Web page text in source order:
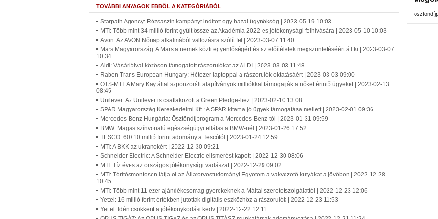
TOVÁBBI ANYAGOK EBBŐL A KATEGÓRIÁBÓL
Starpath Agency: Rózsaszín kampányt indított egy hazai ügynökség | 2023-05-19 10:03
MTI: Több mint 34 millió forint gyűlt össze az Akadémia 2022-es jótékonysági felhívására | 2023-05-10 10:03
Avon: Az AVON Nőnap alkalmából változásra szólít fel | 2023-03-07 11:40
Mars Magyarország: A Mars a nemek közti egyenlőségért és az előítéletek megszüntetéséért áll ki | 2023-03-07
10:34
Aldi: Vásárlóival közösen támogatott rászorulókat az ALDI | 2023-03-03 11:48
Raben Trans European Hungary: Hétezer laptoppal a rászorulók oktatásáért | 2023-03-03 09:00
OTS-MTI: A Mary Kay által szponzorált alapítványok milliókkal támogatják a nőket érintő ügyeket | 2023-02-13
08:45
Unilever: Az Unilever is csatlakozott a Green Pledge-hez | 2023-02-10 13:08
SPAR Magyarország Kereskedelmi Kft.: A SPAR kitart a jó ügyek támogatása mellett | 2023-02-01 09:36
Mercedes-Benz Hungária: Ösztöndíjprogram a Mercedes-Benz-tól | 2023-01-31 09:59
BMW: Magas színvonalú egészségügyi ellátás a BMW-nél | 2023-01-26 17:52
TESCO: 60+10 millió forint adomány a Tescótól | 2023-01-24 12:59
MTI: A BKK az ukranokért | 2022-12-30 09:21
Schneider Electric: A Schneider Electric elismerést kapott | 2022-12-30 08:06
MTI: Tíz éves az országos jótékonysági vadászat | 2022-12-29 09:02
MTI: Térítésmentesen látja el az Állatorvostudományi Egyetem a vakvezető kutyákat a jövőben | 2022-12-28
10:45
MTI: Több mint 11 ezer ajándékcsomag gyerekeknek a Máltai szeretetszolgálattól | 2022-12-23 12:06
Yettel: 16 millió forint értékben jutottak digitális eszközhöz a rászorulók | 2022-12-23 11:53
Yettel: Idén csökkent a jótékonykodási kedv | 2022-12-22 12:11